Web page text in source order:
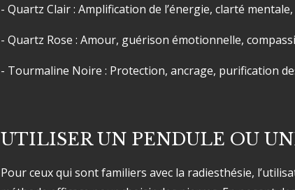
- Quartz Clair : Amplification de l’énergie, clarté
- Quartz Rose : Amour, guérison émotionnelle,
- Tourmaline Noire : Protection, ancrage, purification
UTILISER UN PENDULE OU
Pour ceux qui sont familiers avec la radiesthésie,